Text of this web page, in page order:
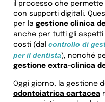
il processo che
con supporti digitali.
per la gestione clinica
anche per tutti gli aspetti
costi (dal controllo di
per il dentista), nonché
gestione extra-clinica
Oggi giorno, la gestione
odontoiatrica cartacea